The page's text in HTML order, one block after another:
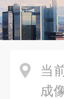
当
成